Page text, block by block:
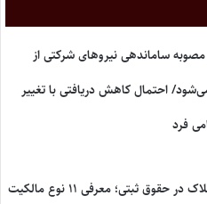
مصوبه ساماندهی نیروهای شرکتی از
احتمال کاهش دریافتی با تغییر
فرد
انواع مالکیت املاک در حقوق ثبتی؛ معرفی ۱۱ نوع مالکیت